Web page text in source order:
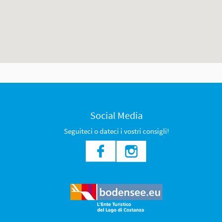
Social Media
Seguiteci o dateci i vostri consigli!